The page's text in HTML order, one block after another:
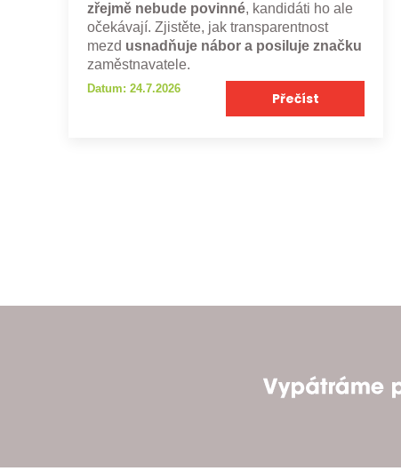
zřejmě nebude povinné, kandidáti ho ale
očekávají. Zjistěte, jak transparentnost
mezd usnadňuje nábor a posiluje značku
zaměstnavatele.
Datum: 24.7.2026
Přečíst